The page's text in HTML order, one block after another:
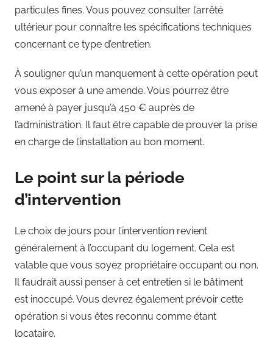
particules fines. Vous pouvez consulter l’arrêté
ultérieur pour connaître les spécifications techniques
concernant ce type d’entretien.
À souligner qu’un manquement à cette opération peut
vous exposer à une amende. Vous pourrez être
amené à payer jusqu’à 450 € auprès de
l’administration. Il faut être capable de prouver la prise
en charge de l’installation au bon moment.
Le point sur la période
d’intervention
Le choix de jours pour l’intervention revient
généralement à l’occupant du logement. Cela est
valable que vous soyez propriétaire occupant ou non.
Il faudrait aussi penser à cet entretien si le bâtiment
est inoccupé. Vous devrez également prévoir cette
opération si vous êtes reconnu comme étant
locataire.